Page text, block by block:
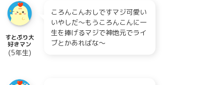
すとぷり大
好きマン
(5年生)
ころんこんおしですマジ可愛い
いやしだ～もうころんこんに一
生を捧げるマジで神地元でライ
ブとかあればな～